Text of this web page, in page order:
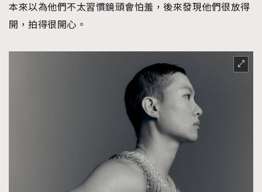
本來以為他們不太習慣鏡頭會怕羞，後來發現他們很放得
開，拍得很開心。